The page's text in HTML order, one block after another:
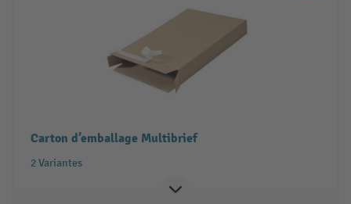
Carton d’emballage Multibrief
2 Variantes